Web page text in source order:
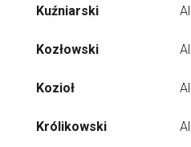
Kuźniarski
Kozłowski
Kozioł
Królikowski